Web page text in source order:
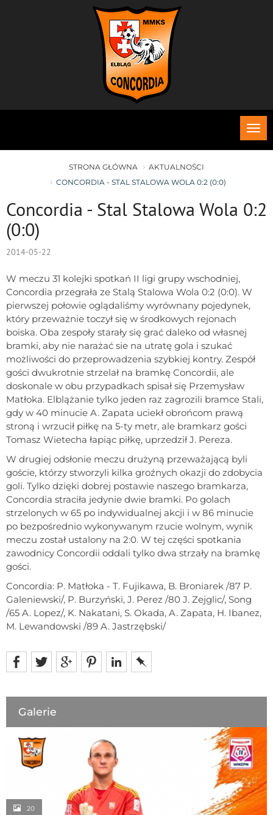
STRONA GŁÓWNA
AKTUALNOŚCI
CONCORDIA - STAL STALOWA WOLA 0:2 (0:0)
Concordia - Stal Stalowa Wola 0:2
(0:0)
2014-05-22
W meczu 31 kolejki spotkań II ligi grupy wschodniej,
Concordia przegrała ze Stalą Stalowa Wola 0:2 (0:0). W
pierwszej połowie oglądaliśmy wyrównany pojedynek,
który przeważnie toczył się w środkowych rejonach
boiska. Oba zespoły starały się grać daleko od własnej
bramki, aby nie narażać sie na utratę gola i szukać
możliwości do przeprowadzenia szybkiej kontry. Zespół
gości dwukrotnie strzelał na bramkę Concordii, ale
doskonale w obu przypadkach spisał się Przemysław
Matłoka. Elblążanie tylko jeden raz zagrozili bramce Stali,
gdy w 40 minucie A. Zapata uciekł obrońcom prawą
stroną i wrzucił piłkę na 5-ty metr, ale bramkarz gości
Tomasz Wietecha łapiąc piłkę, uprzedził J. Pereza.
W drugiej odsłonie meczu drużyną przeważającą byli
goście, którzy stworzyli kilka groźnych okazji do zdobycia
goli. Tylko dzięki dobrej postawie naszego bramkarza,
Concordia straciła jedynie dwie bramki. Po golach
strzelonych w 65 po indywidualnej akcji i w 86 minucie
po bezpośrednio wykonywanym rzucie wolnym, wynik
meczu został ustalony na 2:0. W tej części spotkania
zawodnicy Concordii oddali tylko dwa strzały na bramkę
gości.
Concordia: P. Matłoka - T. Fujikawa, B. Broniarek /87 P.
Galeniewski/, P. Burzyński, J. Perez /80 J. Zejglic/, Song
/65 A. Lopez/, K. Nakatani, S. Okada, A. Zapata, H. Ibanez,
M. Lewandowski /89 A. Jastrzębski/
Galerie
20